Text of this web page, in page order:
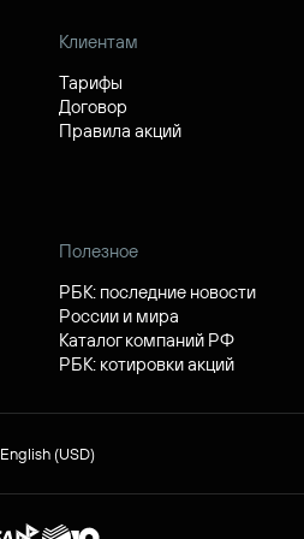
Клиентам
Тарифы
Договор
Правила акций
Полезное
РБК: последние новости
России и мира
Каталог компаний РФ
РБК: котировки акций
English (USD)